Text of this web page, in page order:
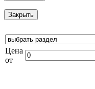
Закрыть
Цена
от